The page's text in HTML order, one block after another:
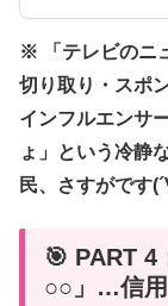
※ 「テレビのニ
切り取り・スポ
インフルエンサ
ょ」という冷静
民、さすがです
🎯 PART 4
○○」…信用